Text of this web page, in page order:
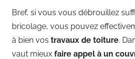
Bref, si vous vous débrouillez
bricolage, vous pouvez
à bien vos travaux de toiture.
vaut mieux faire appel à un